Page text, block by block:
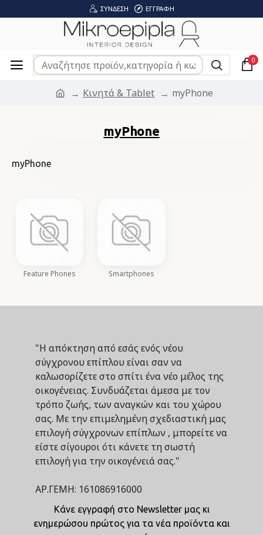
ΣΎΝΔΕΣΗ ΕΓΓΡΑΦΉ
0
Κινητά & Tablet myPhone
myPhone
myPhone
Feature Phones Smartphones
"Η απόκτηση από εσάς ενός νέου
σύγχρονου επίπλου είναι σαν να
καλωσορίζετε στο σπίτι ένα νέο μέλος της
οικογένειας. Συνδυάζεται άμεσα με τον
τρόπο ζωής, των αναγκών και του χώρου
σας. Με την επιμελημένη σχεδιαστική μας
επιλογή σύγχρονων επίπλων , μπορείτε να
είστε σίγουροι ότι κάνετε τη σωστή
επιλογή για την οικογένειά σας."
ΑΡ.ΓΕΜΗ: 161086916000
Κάνε εγγραφή στο Newsletter μας κι
ενημερώσου πρώτος για τα νέα προϊόντα και